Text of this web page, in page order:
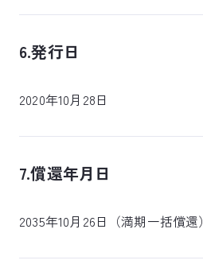
6.発行日
2020年10月28日
7.償還年月日
2035年10月26日（満期一括償還）